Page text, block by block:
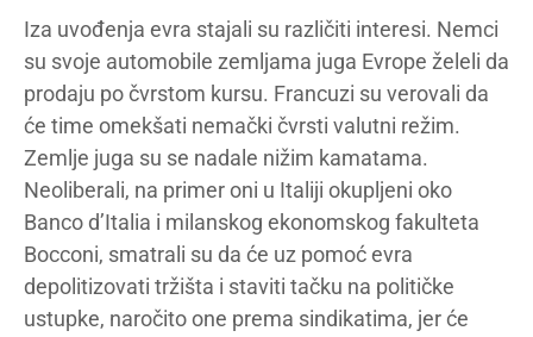
Iza uvođenja evra stajali su različiti interesi. Nemci
su svoje automobile zemljama juga Evrope želeli da
prodaju po čvrstom kursu. Francuzi su verovali da
će time omekšati nemački čvrsti valutni režim.
Zemlje juga su se nadale nižim kamatama.
Neoliberali, na primer oni u Italiji okupljeni oko
Banco d’Italia i milanskog ekonomskog fakulteta
Bocconi, smatrali su da će uz pomoć evra
depolitizovati tržišta i staviti tačku na političke
ustupke, naročito one prema sindikatima, jer će